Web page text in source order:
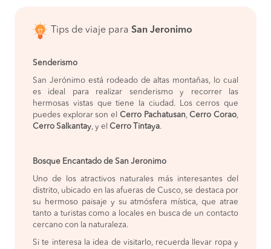
Tips de viaje para San Jeronimo
Senderismo
San Jerónimo está rodeado de altas montañas, lo cual
es ideal para realizar senderismo y recorrer las
hermosas vistas que tiene la ciudad. Los cerros que
puedes explorar son el Cerro Pachatusan,Cerro Corao,
Cerro Salkantay, y el Cerro Tintaya.
Bosque Encantado de San Jeronimo
Uno de los atractivos naturales más interesantes del
distrito, ubicado en las afueras de Cusco, se destaca por
su hermoso paisaje y su atmósfera mística, que atrae
tanto a turistas como a locales en busca de un contacto
cercano con la naturaleza.
Si te interesa la idea de visitarlo, recuerda llevar ropa y